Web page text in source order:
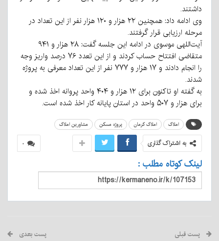
داشتند.
وی ادامه داد: همچنین ۲۲ هزار و ۱۲۰ هزار نفر از این تعداد در
مرحله ارزیابی قرار گرفتند.
آیت‌اللهی موسوی در ادامه این جلسه گفت: ۲۸ هزار و ۹۴۱
متقاضی افتتاح حساب کردند و از این تعدد ۷۶ درصد واریز وجه
را انجام دادند و ۱۷ هزار و ۷۷۷ نفر از این تعداد معرفی به پروژه
شدند.
به گفته او تاکنون برای ۱۲ هزار و ۴۰۴ واحد پروانه اخذ شده و
برای هزار و ۵۰۷ واحد در استان پایانه کار اخذ شده است.
املاک املاک کرمان پروژه مسکن مشاورین املاک
۰ به اشتراک گذاری
لینک کوتاه مطلب :
پست قبلی پست بعدی